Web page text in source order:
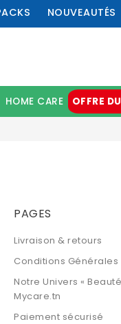
NOUVEAUTÉS
HOME CARE OFFRE
PAGES
Livraison & retours
Conditions Générales
Notre Univers «
Mycare.tn
Paiement sécurisé